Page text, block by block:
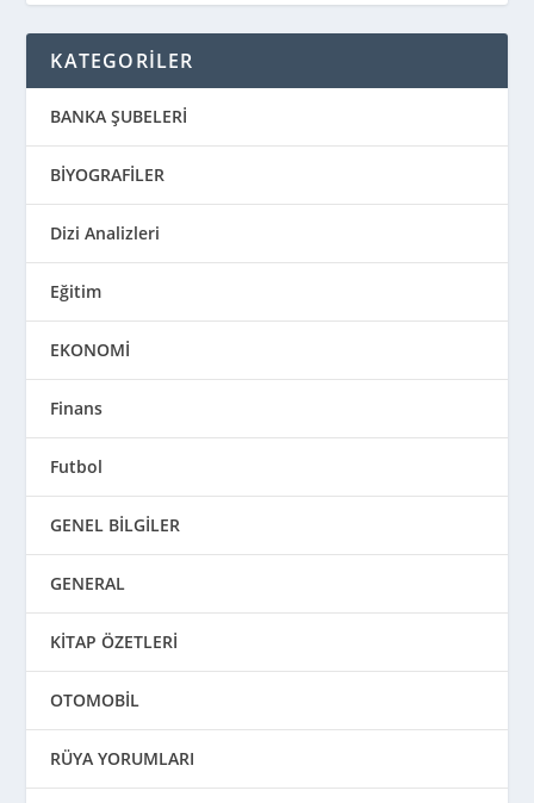
KATEGORİLER
BANKA ŞUBELERİ
BİYOGRAFİLER
Dizi Analizleri
Eğitim
EKONOMİ
Finans
Futbol
GENEL BİLGİLER
GENERAL
KİTAP ÖZETLERİ
OTOMOBİL
RÜYA YORUMLARI